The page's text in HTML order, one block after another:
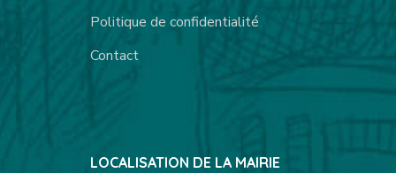
Politique de confidentialité
Contact
LOCALISATION DE LA MAIRIE